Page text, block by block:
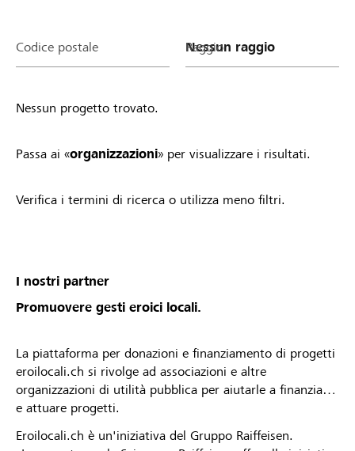
Codice postale Raggio
Nessun progetto trovato.
Passa ai «organizzazioni» per visualizzare i risultati.
Verifica i termini di ricerca o utilizza meno filtri.
I nostri partner
Promuovere gesti eroici locali.
La piattaforma per donazioni e finanziamento di progetti
eroilocali.ch si rivolge ad associazioni e altre
organizzazioni di utilità pubblica per aiutarle a finanziare
e attuare progetti.
Eroilocali.ch è un'iniziativa del Gruppo Raiffeisen.